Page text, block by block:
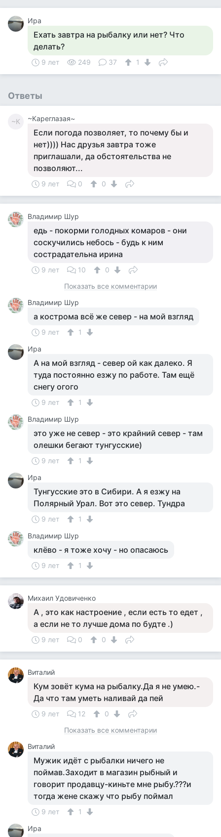
Ира
Ехать завтра на рыбалку или нет? Что
делать?
9 лет 249 37 1
Ответы
~К ~Кареглазая~
Если погода позволяет, то почему бы и
нет)))) Нас друзья завтра тоже
приглашали, да обстоятельства не
позволяют...
9 лет 0 0
Владимир Шур
едь - покорми голодных комаров - они
соскучились небось - будь к ним
сострадательна ирина
9 лет 10
0
Показать все комментарии
Владимир Шур
а кострома всё же север - на мой взгляд
9 лет
1
Ира
А на мой взгляд - север ой как далеко. Я
туда постоянно езжу по работе. Там ещё
снегу огого
9 лет
1
Владимир Шур
это уже не север - это крайний север - там
олешки бегают тунгусские)
9 лет
1
Ира
Тунгусские это в Сибири. А я езжу на
Полярный Урал. Вот это север. Тундра
9 лет
1
Владимир Шур
клёво - я тоже хочу - но опасаюсь
9 лет 1
Михаил Удовиченко
А , это как настроение , если есть то едет ,
а если не то лучше дома по будте .)
9 лет 0 0
Виталий
Кум зовёт кума на рыбалку.Да я не умею.-
Да что там уметь наливай да пей
9 лет 12
0
Показать все комментарии
Виталий
Мужик идёт с рыбалки ничего не
поймав.Заходит в магазин рыбный и
говорит продавцу-киньте мне рыбу.???и
тогда жене скажу что рыбу поймал
9 лет
1
Ира